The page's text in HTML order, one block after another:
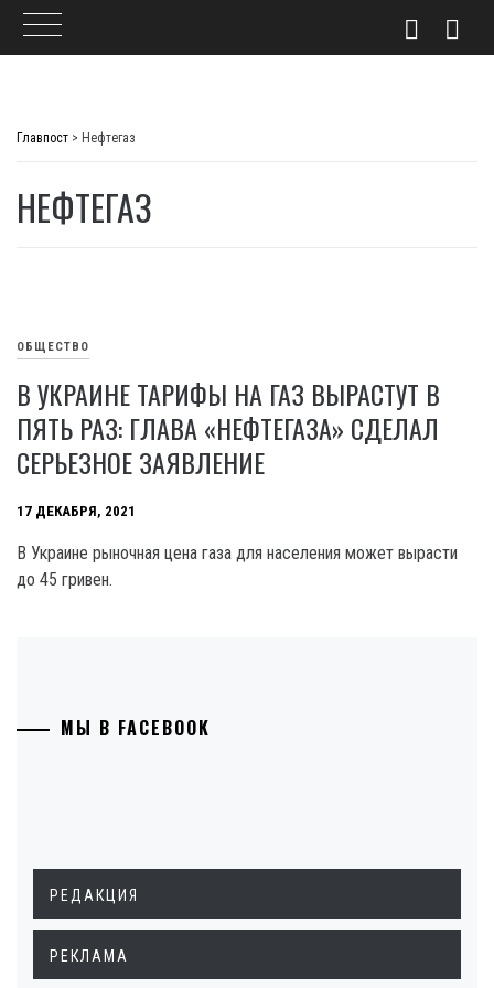
Главпост > Нефтегаз
НЕФТЕГАЗ
ОБЩЕСТВО
В УКРАИНЕ ТАРИФЫ НА ГАЗ ВЫРАСТУТ В
ПЯТЬ РАЗ: ГЛАВА «НЕФТЕГАЗА» СДЕЛАЛ
СЕРЬЕЗНОЕ ЗАЯВЛЕНИЕ
17 ДЕКАБРЯ, 2021
В Украине рыночная цена газа для населения может вырасти
до 45 гривен.
МЫ В FACEBOOK
РЕДАКЦИЯ
РЕКЛАМА